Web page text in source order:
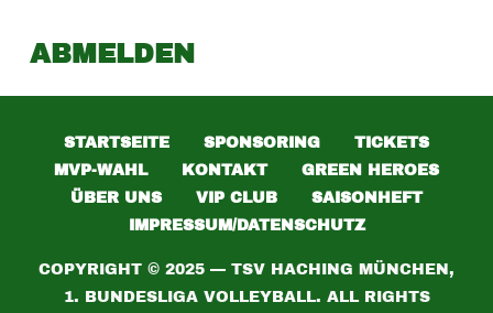
ABMELDEN
STARTSEITE SPONSORING
TICKETS
MVP-WAHL
KONTAKT
GREEN HEROES
ÜBER UNS
VIP CLUB
SAISONHEFT
IMPRESSUM/DATENSCHUTZ
COPYRIGHT © 2025 — TSV HACHING MÜNCHEN,
1. BUNDESLIGA VOLLEYBALL. ALL RIGHTS